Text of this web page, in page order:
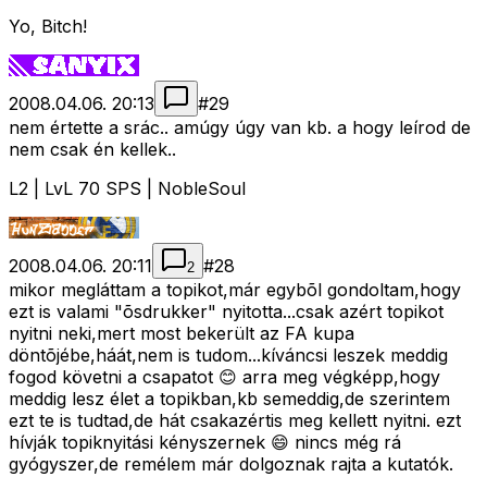
Yo, Bitch!
2008.04.06. 20:13 #29
nem értette a srác.. amúgy úgy van kb. a hogy leírod de
nem csak én kellek..
L2 | LvL 70 SPS | NobleSoul
2008.04.06. 20:11 2 #28
mikor megláttam a topikot,már egybõl gondoltam,hogy
ezt is valami "õsdrukker" nyitotta...csak azért topikot
nyitni neki,mert most bekerült az FA kupa
döntõjébe,háát,nem is tudom...kíváncsi leszek meddig
fogod követni a csapatot 😊 arra meg végképp,hogy
meddig lesz élet a topikban,kb semeddig,de szerintem
ezt te is tudtad,de hát csakazértis meg kellett nyitni. ezt
hívják topiknyitási kényszernek 😄 nincs még rá
gyógyszer,de remélem már dolgoznak rajta a kutatók.